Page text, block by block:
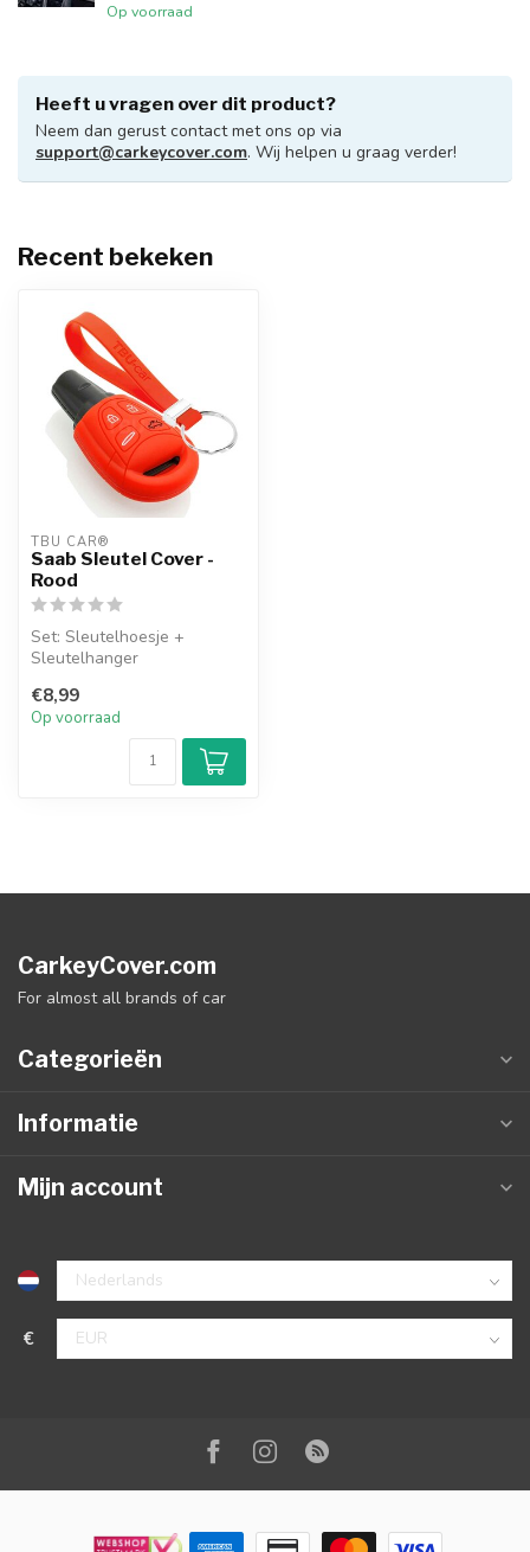
Op voorraad
Heeft u vragen over dit product?
Neem dan gerust contact met ons op via
support@carkeycover.com. Wij helpen u graag verder!
Recent bekeken
TBU CAR®
Saab Sleutel Cover -
Rood
Set: Sleutelhoesje +
Sleutelhanger
€8,99
Op voorraad
CarkeyCover.com
For almost all brands of car
Categorieën
Informatie
Mijn account
€